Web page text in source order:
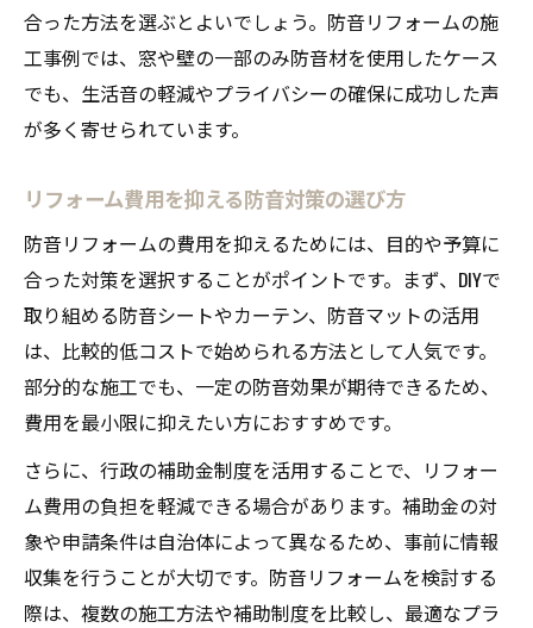
合った方法を選ぶとよいでしょう。防音リフォームの施
工事例では、窓や壁の一部のみ防音材を使用したケース
でも、生活音の軽減やプライバシーの確保に成功した声
が多く寄せられています。
リフォーム費用を抑える防音対策の選び方
防音リフォームの費用を抑えるためには、目的や予算に
合った対策を選択することがポイントです。まず、DIYで
取り組める防音シートやカーテン、防音マットの活用
は、比較的低コストで始められる方法として人気です。
部分的な施工でも、一定の防音効果が期待できるため、
費用を最小限に抑えたい方におすすめです。
さらに、行政の補助金制度を活用することで、リフォー
ム費用の負担を軽減できる場合があります。補助金の対
象や申請条件は自治体によって異なるため、事前に情報
収集を行うことが大切です。防音リフォームを検討する
際は、複数の施工方法や補助制度を比較し、最適なプラ